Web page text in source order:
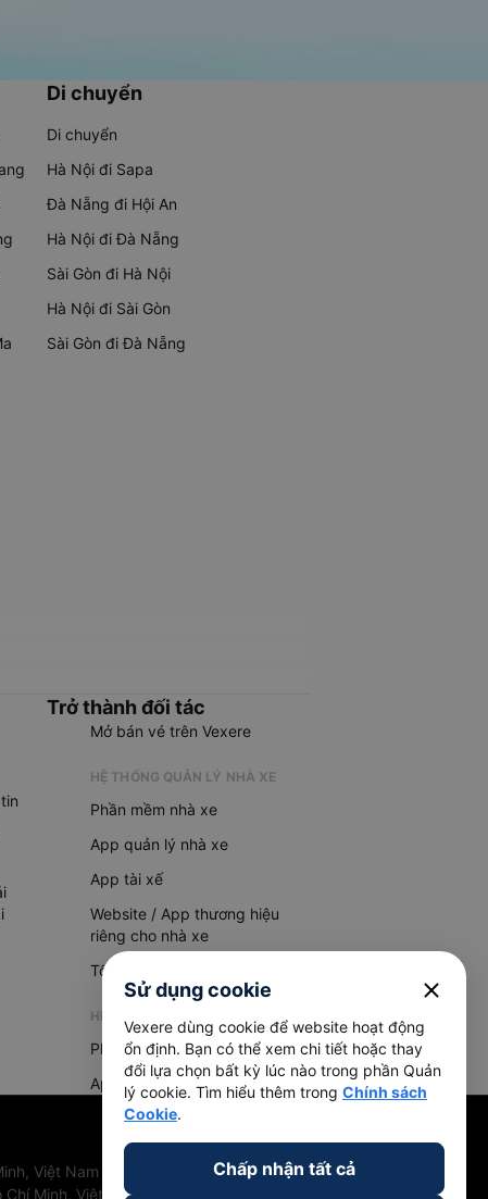
Di chuyển
Di chuyển
Hà Nội đi Sapa
Đà Nẵng đi Hội An
Hà Nội đi Đà Nẵng
Sài Gòn đi Hà Nội
Hà Nội đi Sài Gòn
Sài Gòn đi Đà Nẵng
Trở thành đối tác
Mở bán vé trên Vexere
HỆ THỐNG QUẢN LÝ NHÀ XE
Phần mềm nhà xe
App quản lý nhà xe
App tài xế
Website / App thương hiệu
riêng cho nhà xe
Tổng đài AI
HỆ THỐNG QUẢN LÝ HÀNG HOÁ
Phần mềm quản lý hàng hoá
App quản lý hàng hoá
Việt Nam
Minh, Việt Nam
Sử dụng cookie close
Vexere dùng cookie để website hoạt động
ổn định. Bạn có thể xem chi tiết hoặc thay
đổi lựa chọn bất kỳ lúc nào trong phần Quản
lý cookie. Tìm hiểu thêm trong Chính sách
Cookie.
Chấp nhận tất cả